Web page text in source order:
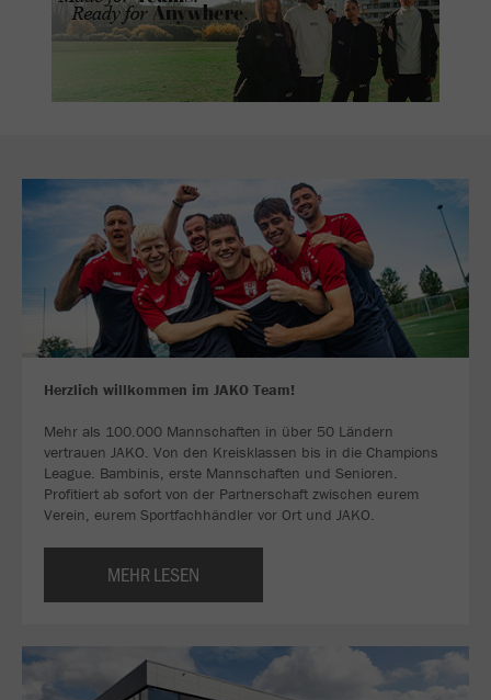
Herzlich willkommen im JAKO Team!
Mehr als 100.000 Mannschaften in über 50 Ländern
vertrauen JAKO. Von den Kreisklassen bis in die Champions
League. Bambinis, erste Mannschaften und Senioren.
Profitiert ab sofort von der Partnerschaft zwischen eurem
Verein, eurem Sportfachhändler vor Ort und JAKO.
MEHR LESEN